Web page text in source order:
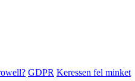
GDPR Keressen fel minket